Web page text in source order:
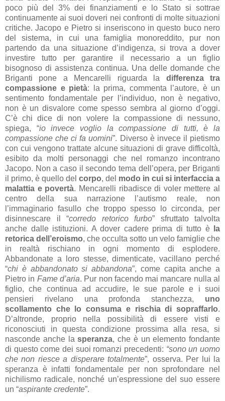
poco più del 3% dei finanziamenti e lo Stato si sottrae
continuamente ai suoi doveri nei confronti di molte situazioni
critiche. Jacopo e Pietro si inseriscono in questo buco nero
del sistema, in cui una famiglia monoreddito, pur non
partendo da una situazione d’indigenza, si trova a dover
investire tutto per garantire il necessario a un figlio
bisognoso di assistenza continua. Una delle domande che
Briganti pone a Mencarelli riguarda la differenza tra
compassione e pietà: la prima, commenta l’autore, è un
sentimento fondamentale per l’individuo, non è negativo,
non è un disvalore come spesso sembra al giorno d’oggi.
C’è chi dice di non volere la compassione di nessuno,
spiega, “io invece voglio la compassione di tutti, è la
compassione che ci fa uomini”. Diverso è invece il pietismo
con cui vengono trattate alcune situazioni di grave difficoltà,
esibito da molti personaggi che nel romanzo incontrano
Jacopo. Non a caso il secondo tema dell’opera, per Briganti
il primo, è quello del corpo, del modo in cui si interfaccia a
malattia e povertà. Mencarelli ribadisce di voler mettere al
centro della sua narrazione l’autismo reale, non
l’immaginario fasullo che troppo spesso lo circonda, per
disinnescare il “corredo retorico furbo” sfruttato talvolta
anche dalle istituzioni. A dover cadere prima di tutto è
la
retorica dell’eroismo, che occulta sotto un velo famiglie che
in realtà rischiano in ogni momento di esplodere.
Abbandonate a loro stesse, dimenticate, vacillano perché
“chi è abbandonato si abbandona”, come capita anche a
Pietro in Fame d’aria. Pur non facendo mai mancare nulla al
figlio, che continua ad accudire, le sue parole e i suoi
pensieri rivelano una profonda stanchezza, uno
scollamento che lo consuma e rischia di sopraffarlo.
D’altronde, proprio nella possibilità di essere visti e
riconosciuti in questa condizione prossima alla resa, si
nasconde anche lasperanza, che è un elemento fondante
di questo come dei suoi romanzi precedenti: “sono un uomo
che non riesce a disperare totalmente”, osserva. Per lui la
speranza è infatti fondamentale per non sprofondare nel
nichilismo radicale, nonché un’espressione del suo essere
un “aspirante credente”.